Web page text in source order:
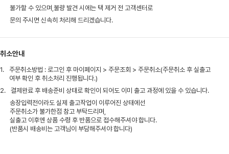
불가할 수 있으며,불량 발견 시에는 택 제거 전 고객센터로
문의 주시면 신속히 처리해 드리겠습니다.
취소안내
1.
주문취소방법 : 로그인 후 마이페이지 > 주문조회 > 주문취소(주문취소 후 실출고
여부 확인 후 취소처리 진행됩니다.)
2.
결제완료 후 배송준비 상태로 확인이 되어도 이미 출고 과정에 있을 수 있습니다.
송장입력전이라도 실제 출고작업이 이루어진 상태에선
주문취소가 불가한점 참고 부탁드리며,
실출고 이후엔 상품 수령 후 반품으로 접수해주셔야 합니다.
(반품시 배송비는 고객님이 부담해주셔야 합니다)